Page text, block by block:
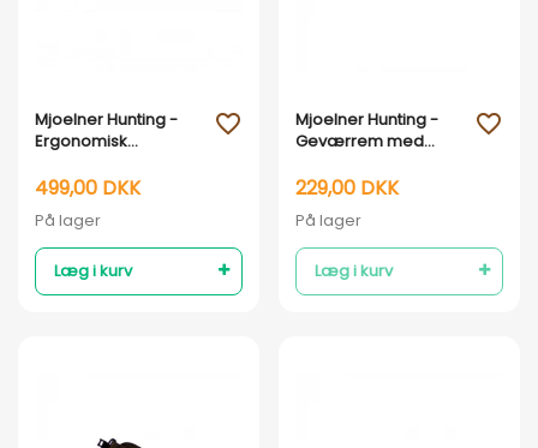
Vis her
Mjoelner Hunting -
Ergonomisk
læder/loden
499,00 DKK
På lager
Læg i kurv
favorite_outline
Vis her
Mjoelner Hunting -
Geværrem med
229,00 DKK
På lager
Læg i kurv
favorite_outline